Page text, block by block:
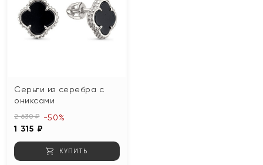
Серьги из серебра с
ониксами
2 630 ₽
1 315 ₽
-50%
КУПИТЬ